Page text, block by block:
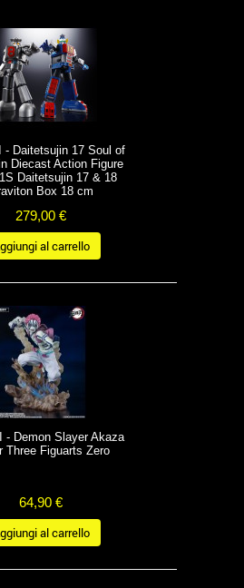
- Daitetsujin 17 Soul of
Diecast Action Figure
Daitetsujin 17 & 18
Box 18 cm
279,00 €
al carrello
- Demon Slayer Akaza
Three Figuarts Zero
64,90 €
al carrello